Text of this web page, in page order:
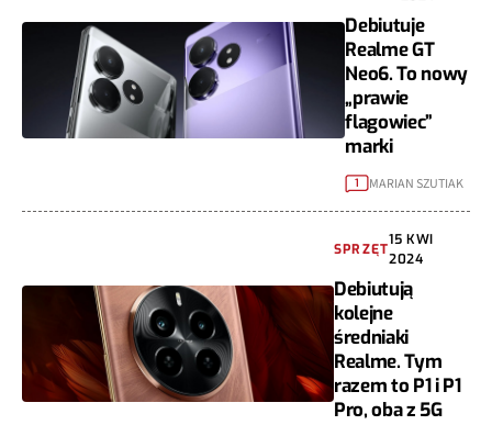
Debiutuje
Realme GT
Neo6. To nowy
„prawie
flagowiec”
marki
1 MARIAN SZUTIAK
SPRZĘT
15 KWI
2024
Debiutują
kolejne
średniaki
Realme. Tym
razem to P1 i P1
Pro, oba z 5G